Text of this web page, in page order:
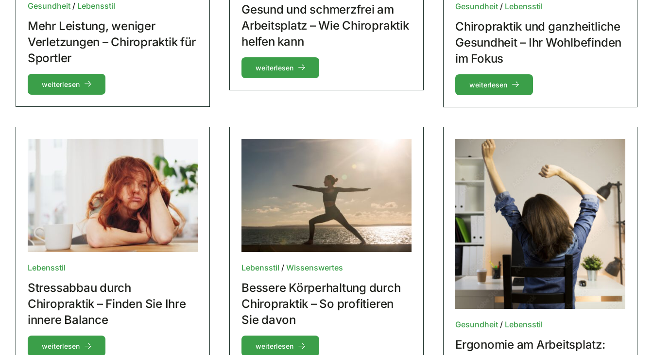
Gesundheit/ Lebensstil
Mehr Leistung, weniger
Verletzungen – Chiropraktik für
Sportler
weiterlesen
Gesund und schmerzfrei am
Arbeitsplatz – Wie Chiropraktik
helfen kann
weiterlesen
Gesundheit / Lebensstil
Chiropraktik und ganzheitliche
Gesundheit – Ihr Wohlbefinden
im Fokus
weiterlesen
Lebensstil
Stressabbau durch
Chiropraktik – Finden Sie Ihre
innere Balance
weiterlesen
Lebensstil / Wissenswertes
Bessere Körperhaltung durch
Chiropraktik – So profitieren
Sie davon
weiterlesen
Gesundheit / Lebensstil
Ergonomie am Arbeitsplatz: